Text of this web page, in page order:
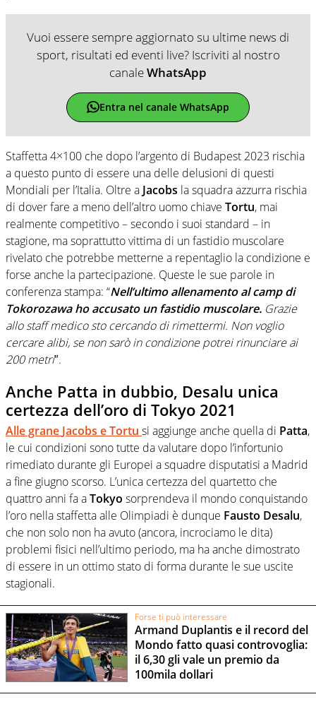
Vuoi essere sempre aggiornato su ultime news di
sport, risultati ed eventi live? Iscriviti al nostro
canaleWhatsApp
Entra nel canale WhatsApp
Staffetta 4×100 che dopo l’argento di Budapest 2023 rischia
a questo punto di essere una delle delusioni di questi
Mondiali per l’Italia. Oltre a Jacobs la squadra azzurra rischia
di dover fare a meno dell’altro uomo chiave Tortu, mai
realmente competitivo – secondo i suoi standard – in
stagione, ma soprattutto vittima di un fastidio muscolare
rivelato che potrebbe metterne a repentaglio la condizione e
forse anche la partecipazione. Queste le sue parole in
conferenza stampa: “Nell’ultimo allenamento al camp di
Tokorozawa ho accusato un fastidio muscolare. Grazie
allo staff medico sto cercando di rimettermi. Non voglio
cercare alibi, se non sarò in condizione potrei rinunciare ai
200 metri″.
Anche Patta in dubbio, Desalu unica
certezza dell’oro di Tokyo 2021
Alle grane Jacobs eTortu si aggiunge anche quella di Patta,
le cui condizioni sono tutte da valutare dopo l’infortunio
rimediato durante gli Europei a squadre disputatisi a Madrid
a fine giugno scorso. L’unica certezza del quartetto che
quattro anni fa aTokyo sorprendeva il mondo conquistando
l’oro nella staffetta alle Olimpiadi è dunque Fausto Desalu,
che non solo non ha avuto (ancora, incrociamo le dita)
problemi fisici nell’ultimo periodo, ma ha anche dimostrato
di essere in un ottimo stato di forma durante le sue uscite
stagionali.
Forse ti può interessare
Armand Duplantis e il record del
Mondo fatto quasi controvoglia:
il 6,30 gli vale un premio da
100mila dollari